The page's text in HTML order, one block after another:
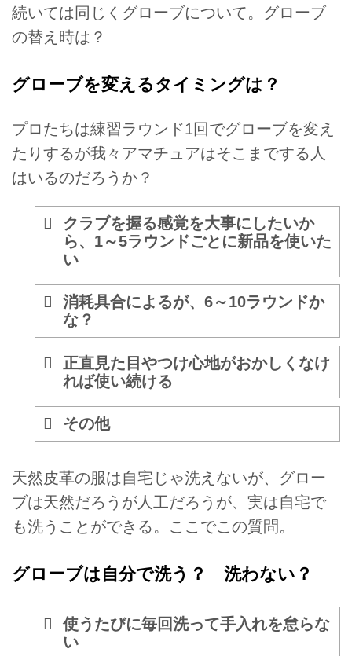
続いては同じくグローブについて。グローブ
の替え時は？
グローブを変えるタイミングは？
プロたちは練習ラウンド1回でグローブを変え
たりするが我々アマチュアはそこまでする人
はいるのだろうか？
クラブを握る感覚を大事にしたいか
ら、1～5ラウンドごとに新品を使いた
い
消耗具合によるが、6～10ラウンドか
な？
正直見た目やつけ心地がおかしくなけ
れば使い続ける
その他
天然皮革の服は自宅じゃ洗えないが、グロー
ブは天然だろうが人工だろうが、実は自宅で
も洗うことができる。ここでこの質問。
グローブは自分で洗う？ 洗わない？
使うたびに毎回洗って手入れを怠らな
い